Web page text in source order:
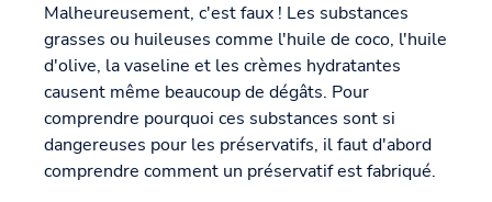
Malheureusement, c'est faux ! Les substances
grasses ou huileuses comme l'huile de coco, l'huile
d'olive, la vaseline et les crèmes hydratantes
causent même beaucoup de dégâts. Pour
comprendre pourquoi ces substances sont si
dangereuses pour les préservatifs, il faut d'abord
comprendre comment un préservatif est fabriqué.